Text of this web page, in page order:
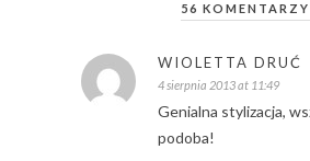
56 KOMENTARZY
WIOLETTA DRUĆ
4 sierpnia 2013 at 11:49
Genialna stylizacja,
podoba!